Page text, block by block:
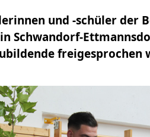
und -schüler der
Schwandorf-
freigesprochen